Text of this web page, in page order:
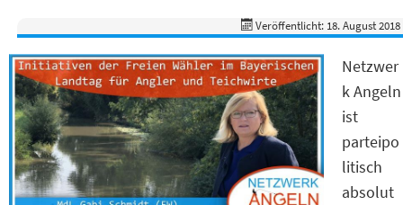
Veröffentlicht: 18. August 2018
Netzwer
k Angeln
ist
parteipo
litisch
absolut